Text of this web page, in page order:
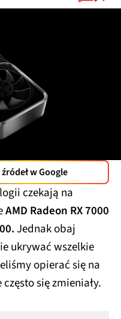
w Google
czekają na
AMD Radeon RX 7000
Jednak obaj
ukrywać wszelkie
opierać się na
się zmieniały.